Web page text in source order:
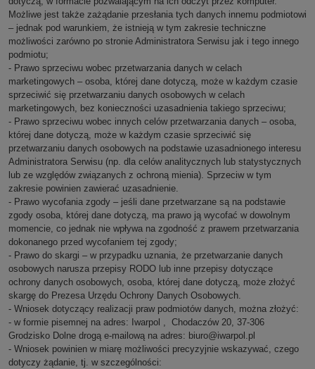
Możliwe jest także zażądanie przesłania tych danych innemu podmiotowi
– jednak pod warunkiem, że istnieją w tym zakresie techniczne
możliwości zarówno po stronie Administratora Serwisu jak i tego innego
podmiotu;
- Prawo sprzeciwu wobec przetwarzania danych w celach
marketingowych – osoba, której dane dotyczą, może w każdym czasie
sprzeciwić się przetwarzaniu danych osobowych w celach
marketingowych, bez konieczności uzasadnienia takiego sprzeciwu;
- Prawo sprzeciwu wobec innych celów przetwarzania danych – osoba,
której dane dotyczą, może w każdym czasie sprzeciwić się
przetwarzaniu danych osobowych na podstawie uzasadnionego interesu
Administratora Serwisu (np. dla celów analitycznych lub statystycznych
lub ze względów związanych z ochroną mienia). Sprzeciw w tym
zakresie powinien zawierać uzasadnienie.
- Prawo wycofania zgody – jeśli dane przetwarzane są na podstawie
zgody osoba, której dane dotyczą, ma prawo ją wycofać w dowolnym
momencie, co jednak nie wpływa na zgodność z prawem przetwarzania
dokonanego przed wycofaniem tej zgody;
- Prawo do skargi – w przypadku uznania, że przetwarzanie danych
osobowych narusza przepisy RODO lub inne przepisy dotyczące
ochrony danych osobowych, osoba, której dane dotyczą, może złożyć
skargę do Prezesa Urzędu Ochrony Danych Osobowych.
- Wniosek dotyczący realizacji praw podmiotów danych, można złożyć:
- w formie pisemnej na adres: Iwarpol , Chodaczów 20, 37-306
Grodzisko Dolne drogą e-mailową na adres: biuro@iwarpol.pl
- Wniosek powinien w miarę możliwości precyzyjnie wskazywać, czego
dotyczy żądanie, tj. w szczególności: